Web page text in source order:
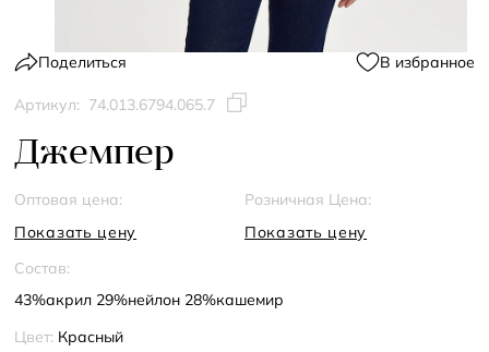
Поделиться В избранное
Артикул: 74.013.6794.065.7
Джемпер
Оптовая цена:
Показать цену
Розничная Цена:
Показать цену
Состав:
43%акрил 29%нейлон 28%кашемир
Цвет: Красный